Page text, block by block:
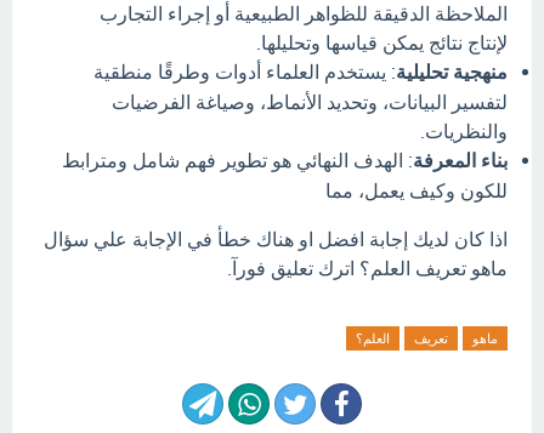
الملاحظة الدقيقة للظواهر الطبيعية أو إجراء التجارب
لإنتاج نتائج يمكن قياسها وتحليلها.
منهجية تحليلية: يستخدم العلماء أدوات وطرقًا منطقية
لتفسير البيانات، وتحديد الأنماط، وصياغة الفرضيات
والنظريات.
بناء المعرفة: الهدف النهائي هو تطوير فهم شامل ومترابط
للكون وكيف يعمل، مما
اذا كان لديك إجابة افضل او هناك خطأ في الإجابة علي سؤال
ماهو تعريف العلم؟ اترك تعليق فورآ.
ماهو تعريف العلم؟